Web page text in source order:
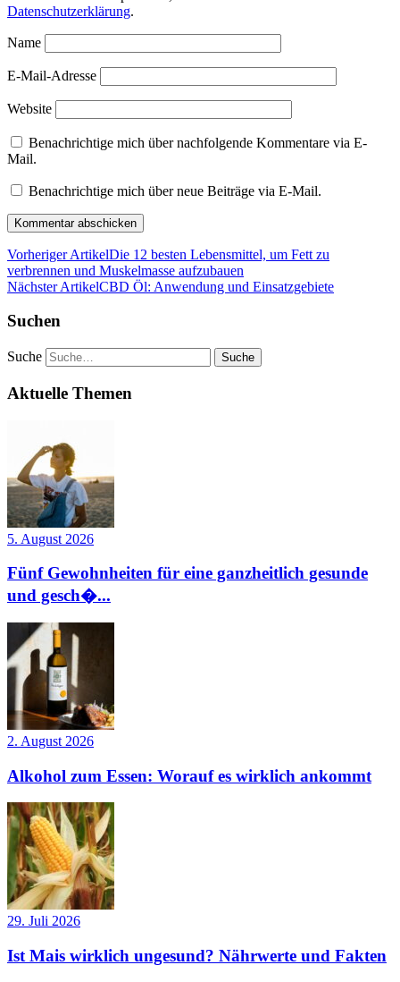
Datenschutzerklärung.
Name
E-Mail-Adresse
Website
Benachrichtige mich über nachfolgende Kommentare via E-
Mail.
Benachrichtige mich über neue Beiträge via E-Mail.
Vorheriger ArtikelDie 12 besten Lebensmittel, um Fett zu
verbrennen und Muskelmasse aufzubauen
Nächster ArtikelCBD Öl: Anwendung und Einsatzgebiete
Suchen
Suche
Aktuelle Themen
5. August 2026
Fünf Gewohnheiten für eine ganzheitlich gesunde
und gesch�...
2. August 2026
Alkohol zum Essen: Worauf es wirklich ankommt
29. Juli 2026
Ist Mais wirklich ungesund? Nährwerte und Fakten